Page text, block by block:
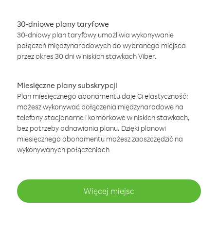
30-dniowe plany taryfowe
30-dniowy plan taryfowy umożliwia wykonywanie
połączeń międzynarodowych do wybranego miejsca
przez okres 30 dni w niskich stawkach Viber.
Miesięczne plany subskrypcji
Plan miesięcznego abonamentu daje Ci elastyczność:
możesz wykonywać połączenia międzynarodowe na
telefony stacjonarne i komórkowe w niskich stawkach,
bez potrzeby odnawiania planu. Dzięki planowi
miesięcznego abonamentu możesz zaoszczędzić na
wykonywanych połączeniach
Więcej miejsc